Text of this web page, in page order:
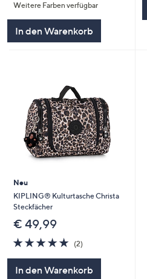
Weitere Farben verfügbar
In den Warenkorb
Neu
KIPLING® Kulturtasche Christa
Steckfächer
€ 49,99
5.0
von
(2)2
In den Warenkorb